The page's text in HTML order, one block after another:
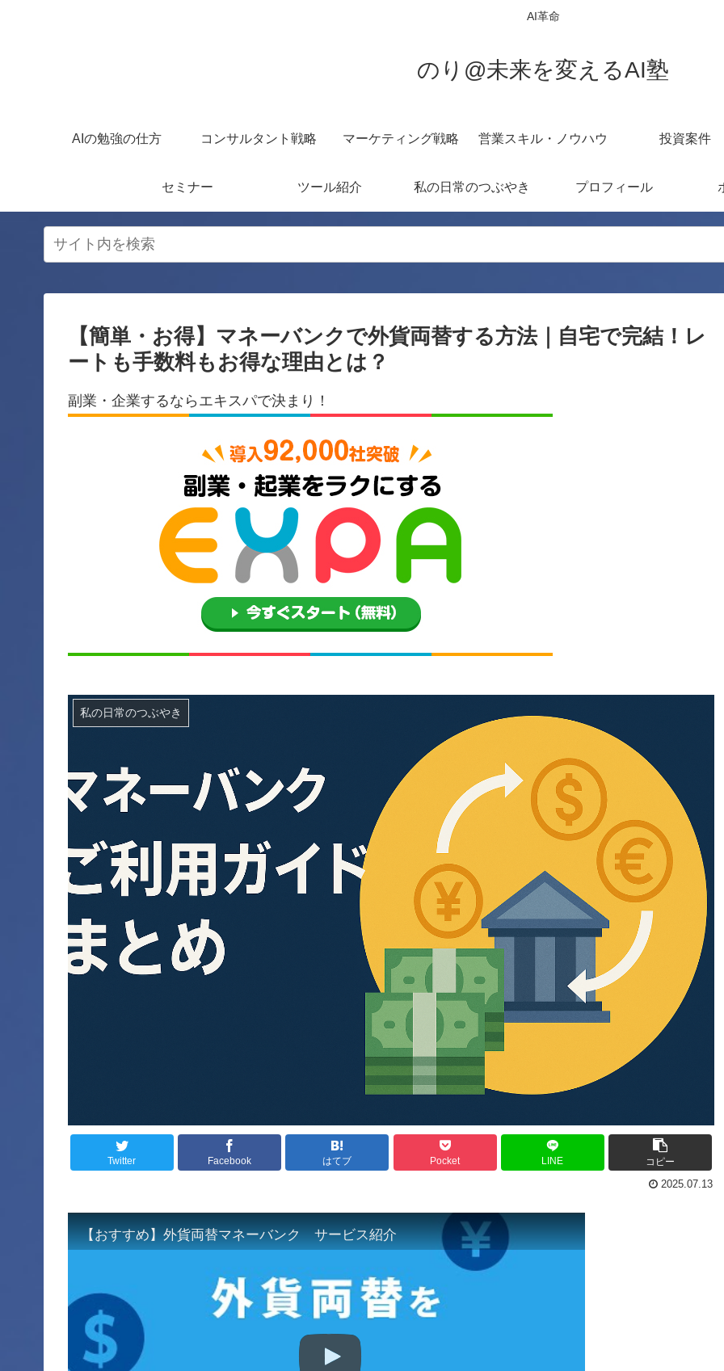
AI革命
のり@未来を変えるAI塾
AIの勉強の仕方 コンサルタント戦略 マーケティング戦略 営業スキル・ノウハウ 投資案件
セミナー ツール紹介 私の日常のつぶやき プロフィール
【簡単・お得】マネーバンクで外貨両替する方法｜自宅で完結！レ
ートも手数料もお得な理由とは？
副業・企業するならエキスパで決まり！
私の日常のつぶやき
Twitter Facebook はてブ Pocket LINE
コピー
2025.07.13
【おすすめ】外貨両替マネーバンク サービス紹介